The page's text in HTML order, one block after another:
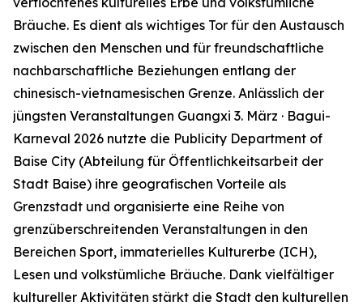
Bräuche. Es dient als wichtiges Tor für den Austausch
zwischen den Menschen und für freundschaftliche
nachbarschaftliche Beziehungen entlang der
chinesisch-vietnamesischen Grenze. Anlässlich der
jüngsten Veranstaltungen Guangxi 3. März · Bagui-
Karneval 2026 nutzte die Publicity Department of
Baise City (Abteilung für Öffentlichkeitsarbeit der
Stadt Baise) ihre geografischen Vorteile als
Grenzstadt und organisierte eine Reihe von
grenzüberschreitenden Veranstaltungen in den
Bereichen Sport, immaterielles Kulturerbe (ICH),
Lesen und volkstümliche Bräuche. Dank vielfältiger
kultureller Aktivitäten stärkt die Stadt den kulturellen